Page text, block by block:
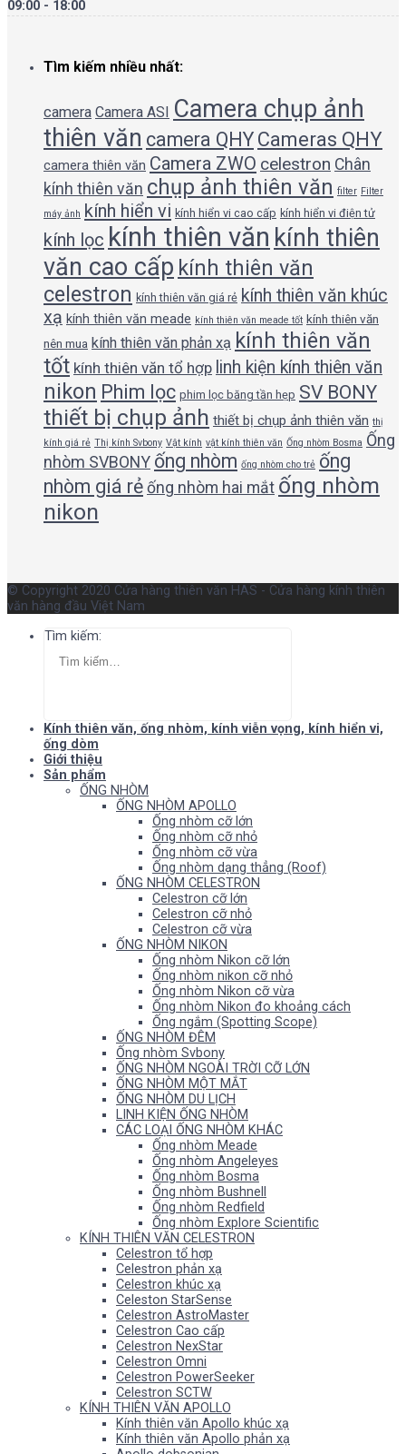
09:00 - 18:00
Tìm kiếm nhiều nhất:
camera Camera ASI Camera chụp ảnh
thiên văn camera QHY Cameras QHY
camera thiên văn Camera ZWO celestron Chân
kính thiên văn chụp ảnh thiên văn filter Filter
máy ảnh kính hiển vi kính hiển vi cao cấp kính hiển vi điện tử
kính lọc kính thiên văn kính thiên
văn cao cấp kính thiên văn
celestron kính thiên văn giá rẻ kính thiên văn khúc
xạ kính thiên văn meade kính thiên văn meade tốt kính thiên văn
nên mua kính thiên văn phản xạ kính thiên văn
tốt kính thiên văn tổ hợp linh kiện kính thiên văn
nikon Phim lọc phim lọc băng tần hẹp SV BONY
thiết bị chụp ảnh thiết bị chụp ảnh thiên văn thị
kính giá rẻ Thị kính Svbony Vật kính vật kính thiên văn Ống nhòm Bosma Ống
nhòm SVBONY ống nhòm ống nhòm cho trẻ ống
nhòm giá rẻ ống nhòm hai mắt ống nhòm
nikon
© Copyright 2020 Cửa hàng thiên văn HAS - Cửa hàng kính thiên
văn hàng đầu Việt Nam
Tìm kiếm:
Kính thiên văn, ống nhòm, kính viễn vọng, kính hiển vi,
ống dòm
Giới thiệu
Sản phẩm
ỐNG NHÒM
ỐNG NHÒM APOLLO
Ống nhòm cỡ lớn
Ống nhòm cỡ nhỏ
Ống nhòm cỡ vừa
Ống nhòm dạng thẳng (Roof)
ỐNG NHÒM CELESTRON
Celestron cỡ lớn
Celestron cỡ nhỏ
Celestron cỡ vừa
ỐNG NHÒM NIKON
Ống nhòm Nikon cỡ lớn
Ống nhòm nikon cỡ nhỏ
Ống nhòm Nikon cỡ vừa
Ống nhòm Nikon đo khoảng cách
Ống ngắm (Spotting Scope)
ỐNG NHÒM ĐÊM
Ống nhòm Svbony
ỐNG NHÒM NGOÀI TRỜI CỠ LỚN
ỐNG NHÒM MỘT MẮT
ỐNG NHÒM DU LỊCH
LINH KIỆN ỐNG NHÒM
CÁC LOẠI ỐNG NHÒM KHÁC
Ống nhòm Meade
Ống nhòm Angeleyes
Ống nhòm Bosma
Ống nhòm Bushnell
Ống nhòm Redfield
Ống nhòm Explore Scientific
KÍNH THIÊN VĂN CELESTRON
Celestron tổ hợp
Celestron phản xạ
Celestron khúc xạ
Celeston StarSense
Celestron AstroMaster
Celestron Cao cấp
Celestron NexStar
Celestron Omni
Celestron PowerSeeker
Celestron SCTW
KÍNH THIÊN VĂN APOLLO
Kính thiên văn Apollo khúc xạ
Kính thiên văn Apollo phản xạ